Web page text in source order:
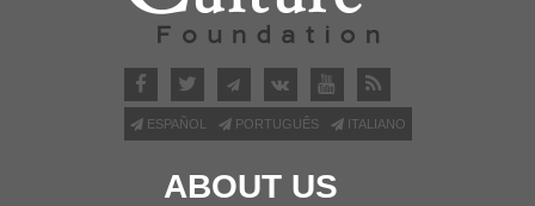
ESPAÑOL PORTUGUÊS ITALIANO
ABOUT US